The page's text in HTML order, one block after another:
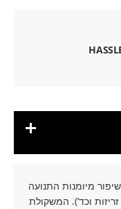
מיומנות התנועה
וכד’). המשקולת